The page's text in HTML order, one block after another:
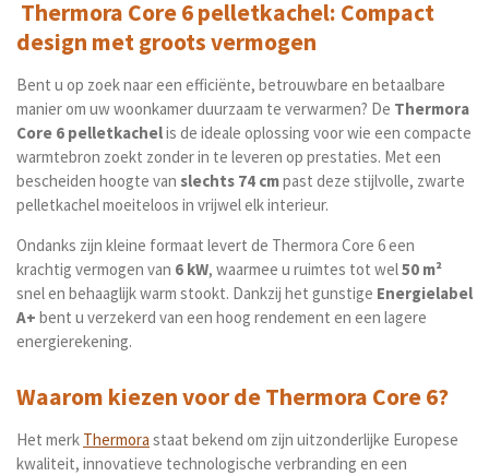
Thermora Core 6 pelletkachel: Compact
design met groots vermogen
Bent u op zoek naar een efficiënte, betrouwbare en betaalbare
manier om uw woonkamer duurzaam te verwarmen? De Thermora
Core 6 pelletkachelis de ideale oplossing voor wie een compacte
warmtebron zoekt zonder in te leveren op prestaties. Met een
bescheiden hoogte van slechts 74 cmpast deze stijlvolle, zwarte
pelletkachel moeiteloos in vrijwel elk interieur.
Ondanks zijn kleine formaat levert de Thermora Core 6 een
krachtig vermogen van 6 kW, waarmee u ruimtes tot wel50 m²
snel en behaaglijk warm stookt. Dankzij het gunstige Energielabel
A+ bent u verzekerd van een hoog rendement en een lagere
energierekening.
Waarom kiezen voor de Thermora Core 6?
Het merk Thermora staat bekend om zijn uitzonderlijke Europese
kwaliteit, innovatieve technologische verbranding en een